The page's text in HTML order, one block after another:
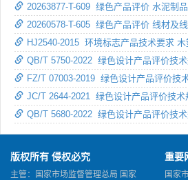
20263877-T-609 绿色产品评价 水泥制品
20260578-T-605 绿色产品评价 线材及
HJ2540-2015 环境标志产品技术要求 木
QB/T 5750-2022 绿色设计产品评价技
FZ/T 07003-2019 绿色设计产品评价技
JC/T 2644-2021 绿色设计产品评价技术
QB/T 5680-2022 绿色设计产品评价技
版权所有 侵权必究
主管：国家市场监督管理总局 国家
重要
国家